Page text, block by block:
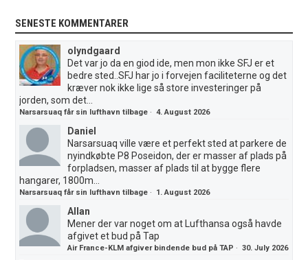
SENESTE KOMMENTARER
olyndgaard
Det var jo da en giod ide, men mon ikke SFJ er et
bedre sted..SFJ har jo i forvejen faciliteterne og det
kræver nok ikke lige så store investeringer på
jorden, som det...
Narsarsuaq får sin lufthavn tilbage ·4. August 2026
Daniel
Narsarsuaq ville være et perfekt sted at parkere de
nyindkøbte P8 Poseidon, der er masser af plads på
forpladsen, masser af plads til at bygge flere
hangarer, 1800m...
Narsarsuaq får sin lufthavn tilbage · 1. August 2026
Allan
Mener der var noget om at Lufthansa også havde
afgivet et bud på Tap
Air France-KLM afgiver bindende bud på TAP ·30. July 2026